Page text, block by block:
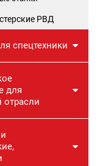
РВД
спецтехники
для
отрасли